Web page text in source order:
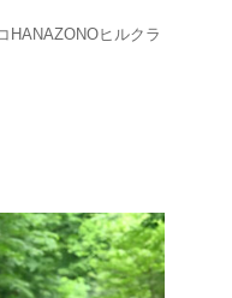
HANAZONOヒルクラ